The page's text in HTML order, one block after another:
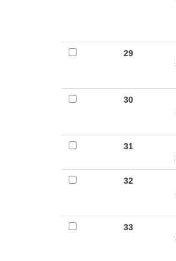
29
30
31
32
33